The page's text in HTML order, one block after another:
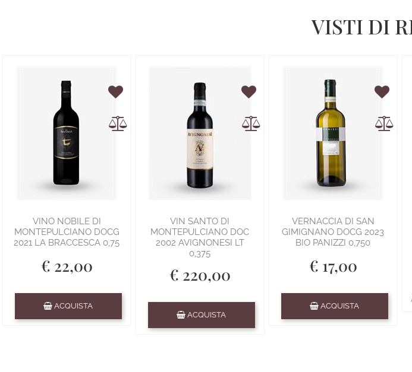
VISTI DI
VINO NOBILE DI
MONTEPULCIANO DOCG
2021 LA BRACCESCA 0,75
€ 22,00
ACQUISTA
VIN SANTO DI
MONTEPULCIANO DOC
2002 AVIGNONESI LT
0,375
€ 220,00
ACQUISTA
VERNACCIA DI SAN
GIMIGNANO DOCG 2023
BIO PANIZZI 0,750
€ 17,00
ACQUISTA